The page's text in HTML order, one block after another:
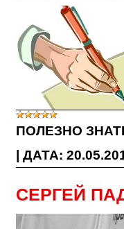
ПОЛЕЗНО
ДАТА:
СЕРГЕЙ